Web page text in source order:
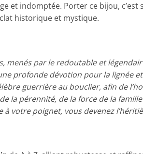
et indomptée. Porter ce bijou,
historique et mystique.
menés par le redoutable et
profonde dévotion pour la lignée
guerrière au bouclier, afin de
la pérennité, de la force de la
votre poignet, vous devenez